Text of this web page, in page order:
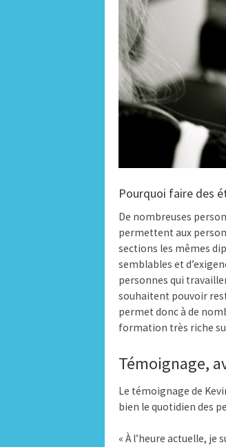
Pourquoi faire des
De nombreuses
permettent aux
sections les mêmes
semblables et
personnes qui
souhaitent pouvoir
permet donc à de
formation très riche
Témoignage,
Le témoignage de
bien le quotidien des
« À l’heure actuelle, je